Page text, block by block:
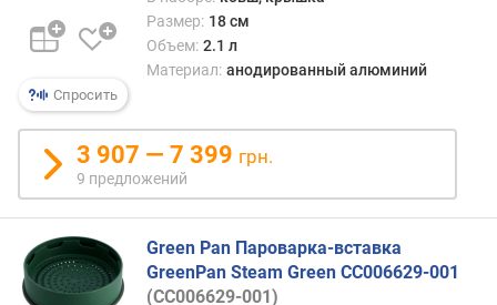
е
м
л
)
м
с
.
о
Спросить
Размер: 18 см
Объем: 2.1 л
Материал: анодированный алюминий
3 907 — 7 399 грн.
9 предложений
Green Pan Пароварка-вставка
GreenPan Steam Green CC006629-001
(CC006629-001)